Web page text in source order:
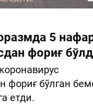
5
фориғ
фориғ бўлган
етди.